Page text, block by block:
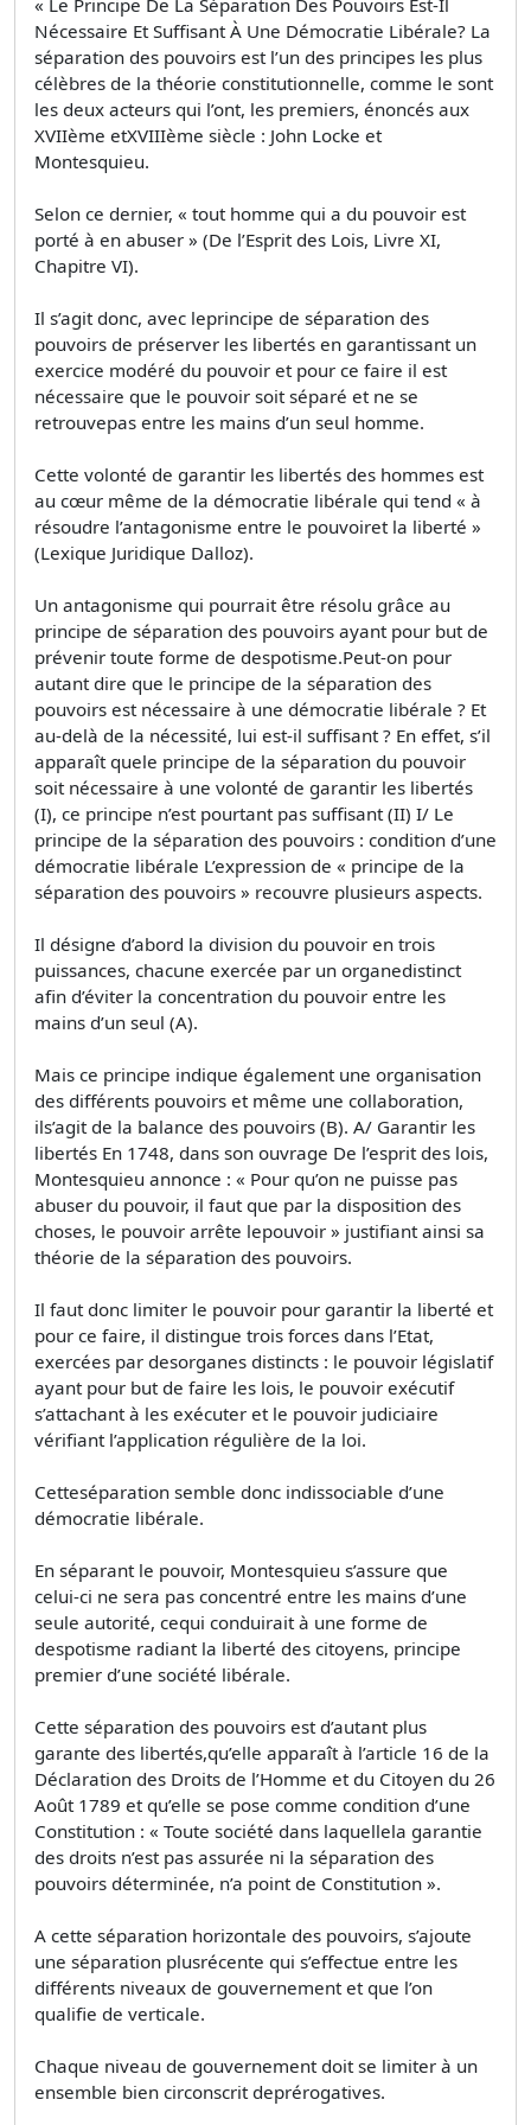
Nécessaire Et Suffisant À Une Démocratie Libérale? La
séparation des pouvoirs est l’un des principes les plus
célèbres de la théorie constitutionnelle, comme le sont
les deux acteurs qui l’ont, les premiers, énoncés aux
XVIIème etXVIIIème siècle : John Locke et
Montesquieu.
Selon ce dernier, « tout homme qui a du pouvoir est
porté à en abuser » (De l’Esprit des Lois, Livre XI,
Chapitre VI).
Il s’agit donc, avec leprincipe de séparation des
pouvoirs de préserver les libertés en garantissant un
exercice modéré du pouvoir et pour ce faire il est
nécessaire que le pouvoir soit séparé et ne se
retrouvepas entre les mains d’un seul homme.
Cette volonté de garantir les libertés des hommes est
au cœur même de la démocratie libérale qui tend « à
résoudre l’antagonisme entre le pouvoiret la liberté »
(Lexique Juridique Dalloz).
Un antagonisme qui pourrait être résolu grâce au
principe de séparation des pouvoirs ayant pour but de
prévenir toute forme de despotisme.Peut-on pour
autant dire que le principe de la séparation des
pouvoirs est nécessaire à une démocratie libérale ? Et
au-delà de la nécessité, lui est-il suffisant ? En effet, s’il
apparaît quele principe de la séparation du pouvoir
soit nécessaire à une volonté de garantir les libertés
(I), ce principe n’est pourtant pas suffisant (II) I/ Le
principe de la séparation des pouvoirs : condition d’une
démocratie libérale L’expression de « principe de la
séparation des pouvoirs » recouvre plusieurs aspects.
Il désigne d’abord la division du pouvoir en trois
puissances, chacune exercée par un organedistinct
afin d’éviter la concentration du pouvoir entre les
mains d’un seul (A).
Mais ce principe indique également une organisation
des différents pouvoirs et même une collaboration,
ils’agit de la balance des pouvoirs (B). A/ Garantir les
libertés En 1748, dans son ouvrage De l’esprit des lois,
Montesquieu annonce : « Pour qu’on ne puisse pas
abuser du pouvoir, il faut que par la disposition des
choses, le pouvoir arrête lepouvoir » justifiant ainsi sa
théorie de la séparation des pouvoirs.
Il faut donc limiter le pouvoir pour garantir la liberté et
pour ce faire, il distingue trois forces dans l’Etat,
exercées par desorganes distincts : le pouvoir législatif
ayant pour but de faire les lois, le pouvoir exécutif
s’attachant à les exécuter et le pouvoir judiciaire
vérifiant l’application régulière de la loi.
Cetteséparation semble donc indissociable d’une
démocratie libérale.
En séparant le pouvoir, Montesquieu s’assure que
celui-ci ne sera pas concentré entre les mains d’une
seule autorité, cequi conduirait à une forme de
despotisme radiant la liberté des citoyens, principe
premier d’une société libérale.
Cette séparation des pouvoirs est d’autant plus
garante des libertés,qu’elle apparaît à l’article 16 de la
Déclaration des Droits de l’Homme et du Citoyen du 26
Août 1789 et qu’elle se pose comme condition d’une
Constitution : « Toute société dans laquellela garantie
des droits n’est pas assurée ni la séparation des
pouvoirs déterminée, n’a point de Constitution ».
A cette séparation horizontale des pouvoirs, s’ajoute
une séparation plusrécente qui s’effectue entre les
différents niveaux de gouvernement et que l’on
qualifie de verticale.
Chaque niveau de gouvernement doit se limiter à un
ensemble bien circonscrit deprérogatives.